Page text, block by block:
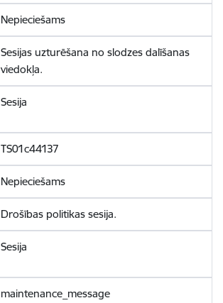
Nepieciešams
Sesijas uzturēšana no slodzes dalīšanas
viedokļa.
Sesija
TS01c44137
Nepieciešams
Drošības politikas sesija.
Sesija
maintenance_message